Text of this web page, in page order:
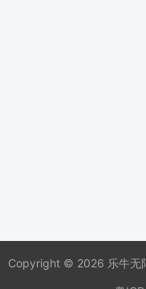
Copyright © 2026 乐牛无